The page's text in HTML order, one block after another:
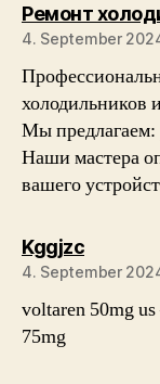
Ремонт
4. September
холодильников
Мы предлагаем:
Наши мастера
вашего
Kggjzcsagt:
4. September
voltaren 50mg
75mg